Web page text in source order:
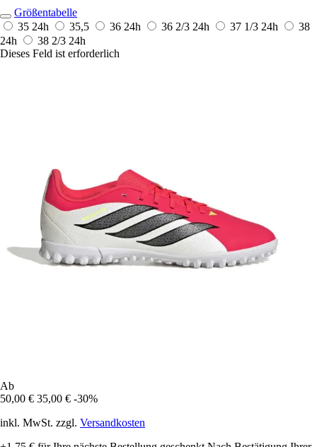
Größentabelle
35 24h 35,5 36 24h 36 2/3 24h 37 1/3 24h
38
24h
38 2/3 24h
Dieses Feld ist erforderlich
Ab
50,00 € 35,00 € -30%
inkl. MwSt. zzgl. Versandkosten